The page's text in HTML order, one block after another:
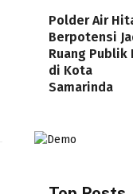
Polder Air
Berpotensi
Ruang Publik
di Kota
Samarinda